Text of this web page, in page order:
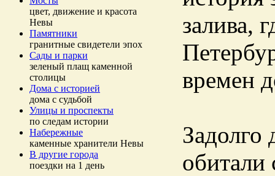
цвет, движение и красота
Невы
Памятники
гранитные свидетели эпох
Сады и парки
зеленый плащ каменной
столицы
Дома с историей
дома с судьбой
Улицы и проспекты
по следам истории
Набережные
каменные хранители Невы
В другие города
поездки на 1 день
залива,
времен
Задолго
обитали